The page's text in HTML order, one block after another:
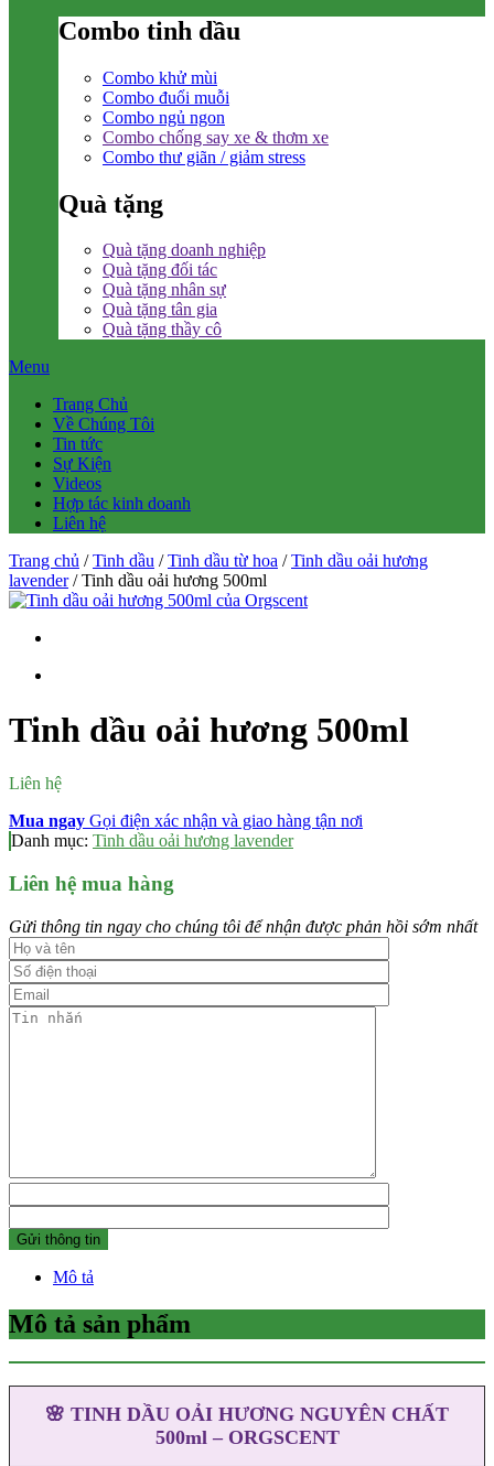
Combo tinh dầu
Combo khử mùi
Combo đuổi muỗi
Combo ngủ ngon
Combo chống say xe & thơm xe
Combo thư giãn / giảm stress
Quà tặng
Quà tặng doanh nghiệp
Quà tặng đối tác
Quà tặng nhân sự
Quà tặng tân gia
Quà tặng thầy cô
Menu
Trang Chủ
Về Chúng Tôi
Tin tức
Sự Kiện
Videos
Hợp tác kinh doanh
Liên hệ
Trang chủ /Tinh dầu /Tinh dầu từ hoa /Tinh dầu oải hương
lavender/ Tinh dầu oải hương 500ml
Tinh dầu oải hương 500ml
Liên hệ
Mua ngay Gọi điện xác nhận và giao hàng tận nơi
Danh mục: Tinh dầu oải hương lavender
Liên hệ mua hàng
Gửi thông tin ngay cho chúng tôi để nhận được phản hồi sớm nhất
Mô tả
Mô tả sản phẩm
🌸 TINH DẦU OẢI HƯƠNG NGUYÊN CHẤT
500ml – ORGSCENT